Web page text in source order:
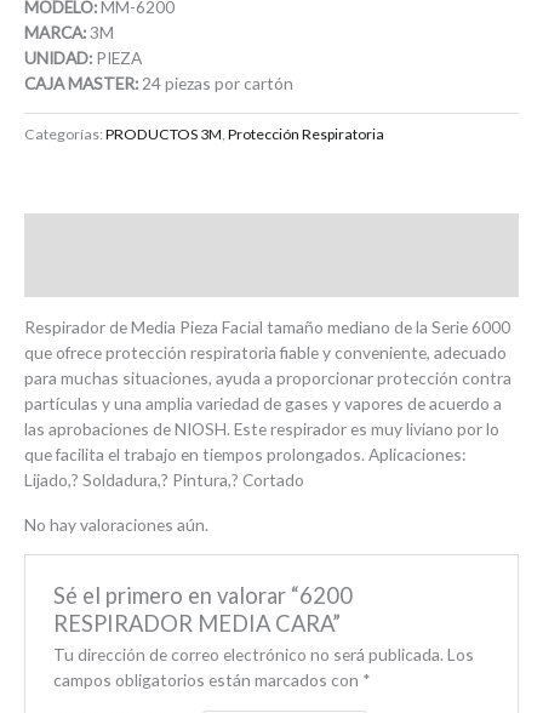
MODELO:MM-6200
MARCA:3M
UNIDAD: PIEZA
CAJA MASTER: 24 piezas por cartón
Categorías:PRODUCTOS 3M Protección Respiratoria
Respirador de Media Pieza Facial tamaño mediano de la Serie 6000
que ofrece protección respiratoria fiable y conveniente, adecuado
para muchas situaciones, ayuda a proporcionar protección contra
partículas y una amplia variedad de gases y vapores de acuerdo a
las aprobaciones de NIOSH. Este respirador es muy liviano por lo
que facilita el trabajo en tiempos prolongados. Aplicaciones:
Lijado,? Soldadura,? Pintura,? Cortado
No hay valoraciones aún.
Sé el primero en valorar “6200
RESPIRADOR MEDIA CARA”
Tu dirección de correo electrónico no será publicada. Los
campos obligatorios están marcados con *